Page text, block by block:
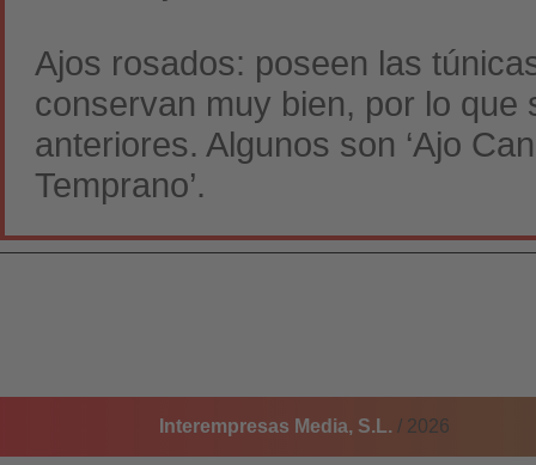
Ajos rosados: poseen las
conservan muy bien, por lo
anteriores. Algunos son ‘Ajo
Temprano’.
Interempresas Media, S.L. / 2026